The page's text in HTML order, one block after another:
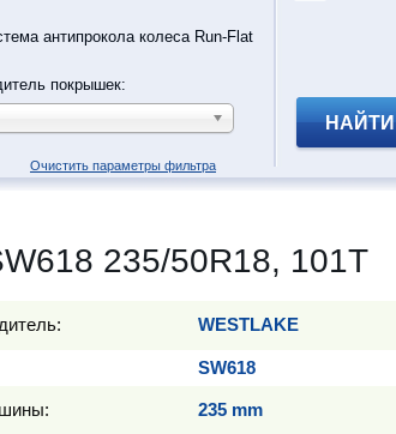
антипрокола колеса Run-Flat
покрышек:
НАЙТИ
Очистить параметры фильтра
235/50R18, 101T
WESTLAKE
SW618
235 mm